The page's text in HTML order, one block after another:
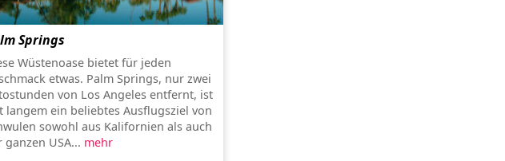
Springs
Wüstenoase bietet für jeden
etwas. Palm Springs, nur zwei
von Los Angeles entfernt, ist
langem ein beliebtes Ausflugsziel von
sowohl aus Kalifornien als auch
ganzen USA... mehr